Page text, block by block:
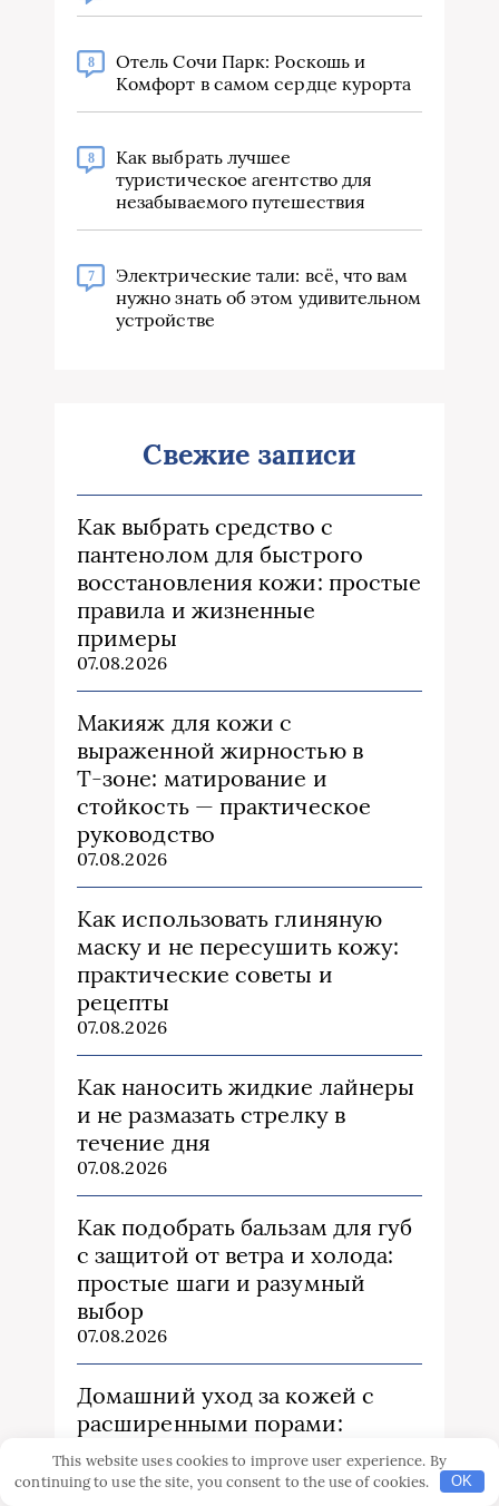
8
Отель Сочи Парк: Роскошь и
Комфорт в самом сердце курорта
8
Как выбрать лучшее
туристическое агентство для
незабываемого путешествия
7
Электрические тали: всё, что вам
нужно знать об этом удивительном
устройстве
Свежие записи
Как выбрать средство с
пантенолом для быстрого
восстановления кожи: простые
правила и жизненные
примеры
07.08.2026
Макияж для кожи с
выраженной жирностью в
Т‑зоне: матирование и
стойкость — практическое
руководство
07.08.2026
Как использовать глиняную
маску и не пересушить кожу:
практические советы и
рецепты
07.08.2026
Как наносить жидкие лайнеры
и не размазать стрелку в
течение дня
07.08.2026
Как подобрать бальзам для губ
с защитой от ветра и холода:
простые шаги и разумный
выбор
07.08.2026
Домашний уход за кожей с
расширенными порами:
сужение и контроль себума
07.08.2026
This website uses cookies to improve user experience. By
continuing to use the site, you consent to the use of cookies.
OK